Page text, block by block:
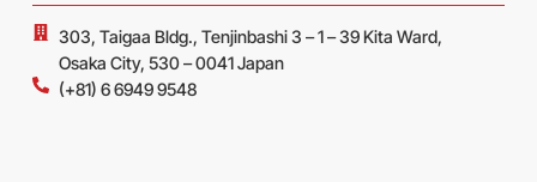
303, Taigaa Bldg., Tenjinbashi 3 – 1 – 39 Kita Ward,
Osaka City, 530 – 0041 Japan
(+81) 6 6949 9548